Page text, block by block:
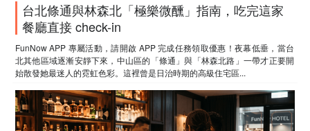
台北條通與林森北「極樂微醺」指南，吃完這家
餐廳直接 check-in
FunNow APP 專屬活動，請開啟 APP 完成任務領取優惠！夜幕低垂，當台
北其他區域逐漸安靜下來，中山區的「條通」與「林森北路」一帶才正要開
始散發她最迷人的霓虹色彩。這裡曾是日治時期的高級住宅區...